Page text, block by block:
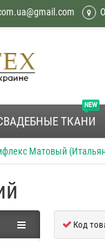
NEW
ТКАНИ
Матовый
Код